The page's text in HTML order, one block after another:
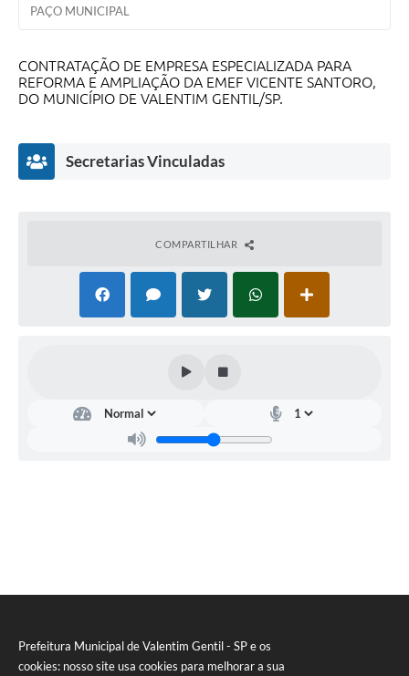
Prefeitura Municipal de Valentim Gentil - SP e os
cookies: nosso site usa cookies para melhorar a sua
PAÇO MUNICIPAL
CONTRATAÇÃO DE EMPRESA ESPECIALIZADA PARA
REFORMA E AMPLIAÇÃO DA EMEF VICENTE SANTORO,
DO MUNICÍPIO DE VALENTIM GENTIL/SP.
Secretarias Vinculadas
etar
a:
ESPI
NOS
A
COMPARTILHAR